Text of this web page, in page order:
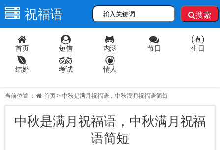
祝福语 搜索
首页 短信 内涵 节日 生日
结婚 考试 情人
当前位置 ： 首页 > 中秋是满月祝福语，中秋满月祝福语简短
中秋是满月祝福语，中秋满月祝福
语简短